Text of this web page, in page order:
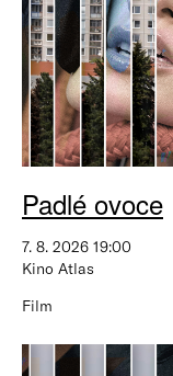
Padlé ovoce
7. 8. 2026 19:00
Kino Atlas
Film